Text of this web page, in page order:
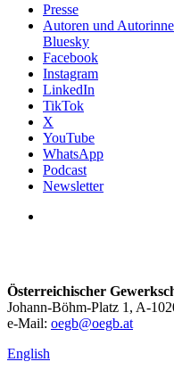
Presse
Autoren und
Bluesky
Facebook
Instagram
LinkedIn
TikTok
X
YouTube
WhatsApp
Podcast
Newsletter
Österreichischer
Johann-Böhm-Platz 1, A-
e-Mail: oegb@oegb.at
English